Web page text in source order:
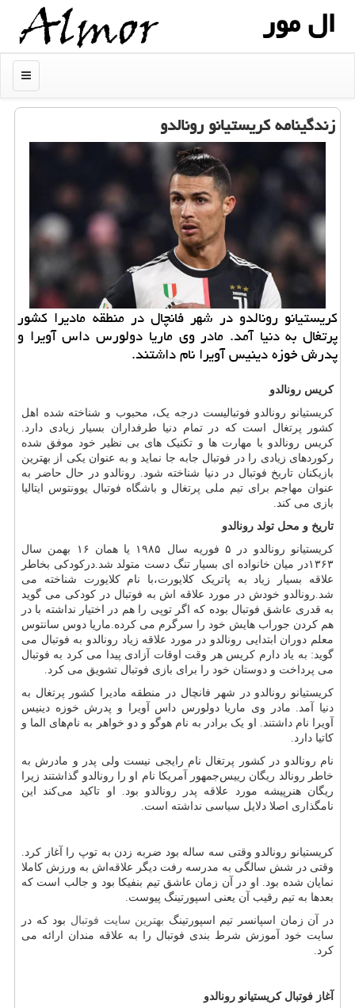
ال مور
منو
زندگینامه كریستیانو رونالدو
كریستیانو رونالدو در شهر فانچال در منطقه مادیرا كشور
پرتغال به دنیا آمد. مادر وی ماریا دولورس داس آویرا و
پدرش خوزه دینیس آویرا نام داشتند.
کریس رونالدو
کریستیانو رونالدو فوتبالیست درجه یک، محبوب و شناخته شده اهل
کشور پرتغال است که در تمام دنیا طرفداران بسیار زیادی دارد.
کریس رونالدو با مهارت ها و تکنیک های بی نظیر خود موفق شده
رکوردهای زیادی را در فوتبال جابه جا نماید و به عنوان یکی از بهترین
بازیکنان تاریخ فوتبال در دنیا شناخته شود. رونالدو در حال حاضر به
عنوان مهاجم برای تیم ملی پرتغال و باشگاه فوتبال یوونتوس ایتالیا
بازی می کند.
تاریخ و محل تولد رونالدو
کریستیانو رونالدو در ۵ فوریه سال ۱۹۸۵ یا همان ۱۶ بهمن سال
۱۳۶۳در میان خانواده ای بسیار تنگ دست متولد شد.درکودکی بخاطر
علاقه بسیار زیاد به پاتریک کلایورت،با نام کلایورت شناخته می
شد.رونالدو خودش در مورد علاقه اش به فوتبال در کودکی می گوید
به قدری عاشق فوتبال بوده که اگر توپی را هم در اختیار نداشته با در
هم کردن جوراب هایش خود را سرگرم می کرده.ماریا دوس سانتوس
معلم دوران ابتدایی رونالدو در مورد علاقه زیاد رونالدو به فوتبال می
گوید: به یاد دارم کریس هر وقت اوقات آزادی پیدا می کرد به فوتبال
می پرداخت و دوستان خود را برای بازی فوتبال تشویق می کرد.
کریستیانو رونالدو در شهر فانچال در منطقه مادیرا کشور پرتغال به
دنیا آمد. مادر وی ماریا دولورس داس آویرا و پدرش خوزه دینیس
آویرا نام داشتند. او یک برادر به نام هوگو و دو خواهر به نام‌های الما و
کاتیا دارد.
نام رونالدو در کشور پرتغال نام رایجی نیست ولی پدر و مادرش به
خاطر رونالد ریگان رییس‌جمهور آمریکا نام او را رونالدو گذاشتند زیرا
ریگان هنرپیشه مورد علاقه پدر رونالدو بود. او تاکید می‌کند این
نامگذاری اصلا دلایل سیاسی نداشته است.
کریستیانو رونالدو وقتی سه ساله بود ضربه زدن به توپ را آغاز کرد.
وقتی در شش سالگی به مدرسه رفت دیگر علاقه‌اش به ورزش کاملا
نمایان شده بود. او در آن زمان عاشق تیم بنفیکا بود و جالب است که
بعدها به تیم رقیب آن یعنی اسپورتینگ پیوست.
در آن زمان اسپانسر تیم اسپورتینگ بهترین سایت فوتبال بود که در
سایت خود آموزش شرط بندی فوتبال را به علاقه مندان ارائه می
کرد.
آغاز فوتبال کریستیانو رونالدو